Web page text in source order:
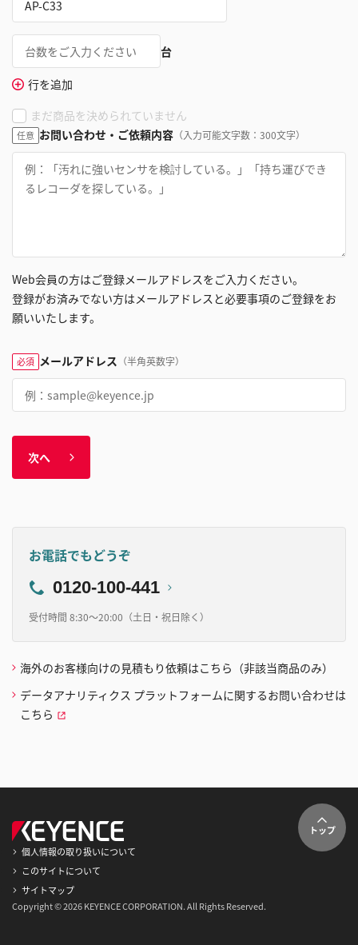
台
行を追加
まだ商品を決められていません
任意 お問い合わせ・ご依頼内容 （入力可能文字数：300文字）
Web会員の方はご登録メールアドレスをご入力ください。
登録がお済みでない方はメールアドレスと必要事項のご登録をお
願いいたします。
必須 メールアドレス （半角英数字）
次へ
お電話でもどうぞ
0120-100-441
受付時間 8:30～20:00（土日・祝日除く）
海外のお客様向けの見積もり依頼はこちら（非該当商品のみ）
データアナリティクス プラットフォームに関するお問い合わせは
こちら
トップ
個人情報の取り扱いについて
このサイトについて
サイトマップ
Copyright © 2026 KEYENCE CORPORATION. All Rights Reserved.